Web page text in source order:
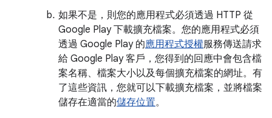
如果不是，則您的應用程式必須透過 HTTP 從
Google Play 下載擴充檔案。您的應用程式必須
透過 Google Play 的應用程式授權服務傳送請求
給 Google Play 客戶，您得到的回應中會包含檔
案名稱、檔案大小以及每個擴充檔案的網址。有
了這些資訊，您就可以下載擴充檔案，並將檔案
儲存在適當的儲存位置。